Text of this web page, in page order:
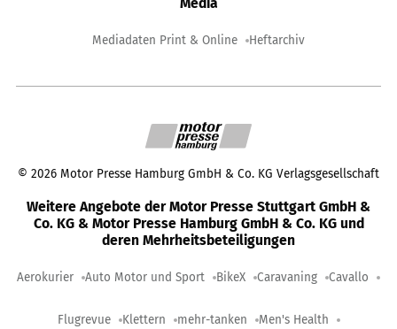
Mediadaten Print & Online Heftarchiv
© 2026 Motor Presse Hamburg GmbH & Co. KG Verlagsgesellschaft
Weitere Angebote der Motor Presse Stuttgart GmbH &
Co. KG & Motor Presse Hamburg GmbH & Co. KG und
deren Mehrheitsbeteiligungen
Aerokurier Auto Motor und Sport BikeX Caravaning Cavallo
Flugrevue Klettern mehr-tanken Men's Health